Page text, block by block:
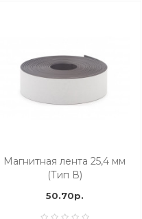
Магнитная лента 25,4 мм
(Тип В)
50.70р.